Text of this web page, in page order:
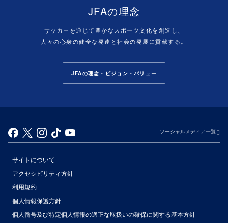
JFAの理念
サッカーを通じて豊かなスポーツ文化を創造し、
人々の心身の健全な発達と社会の発展に貢献する。
JFAの理念・ビジョン・バリュー
ソーシャルメディア一覧
サイトについて
アクセシビリティ方針
利用規約
個人情報保護方針
個人番号及び特定個人情報の適正な取扱いの確保に関する基本方針